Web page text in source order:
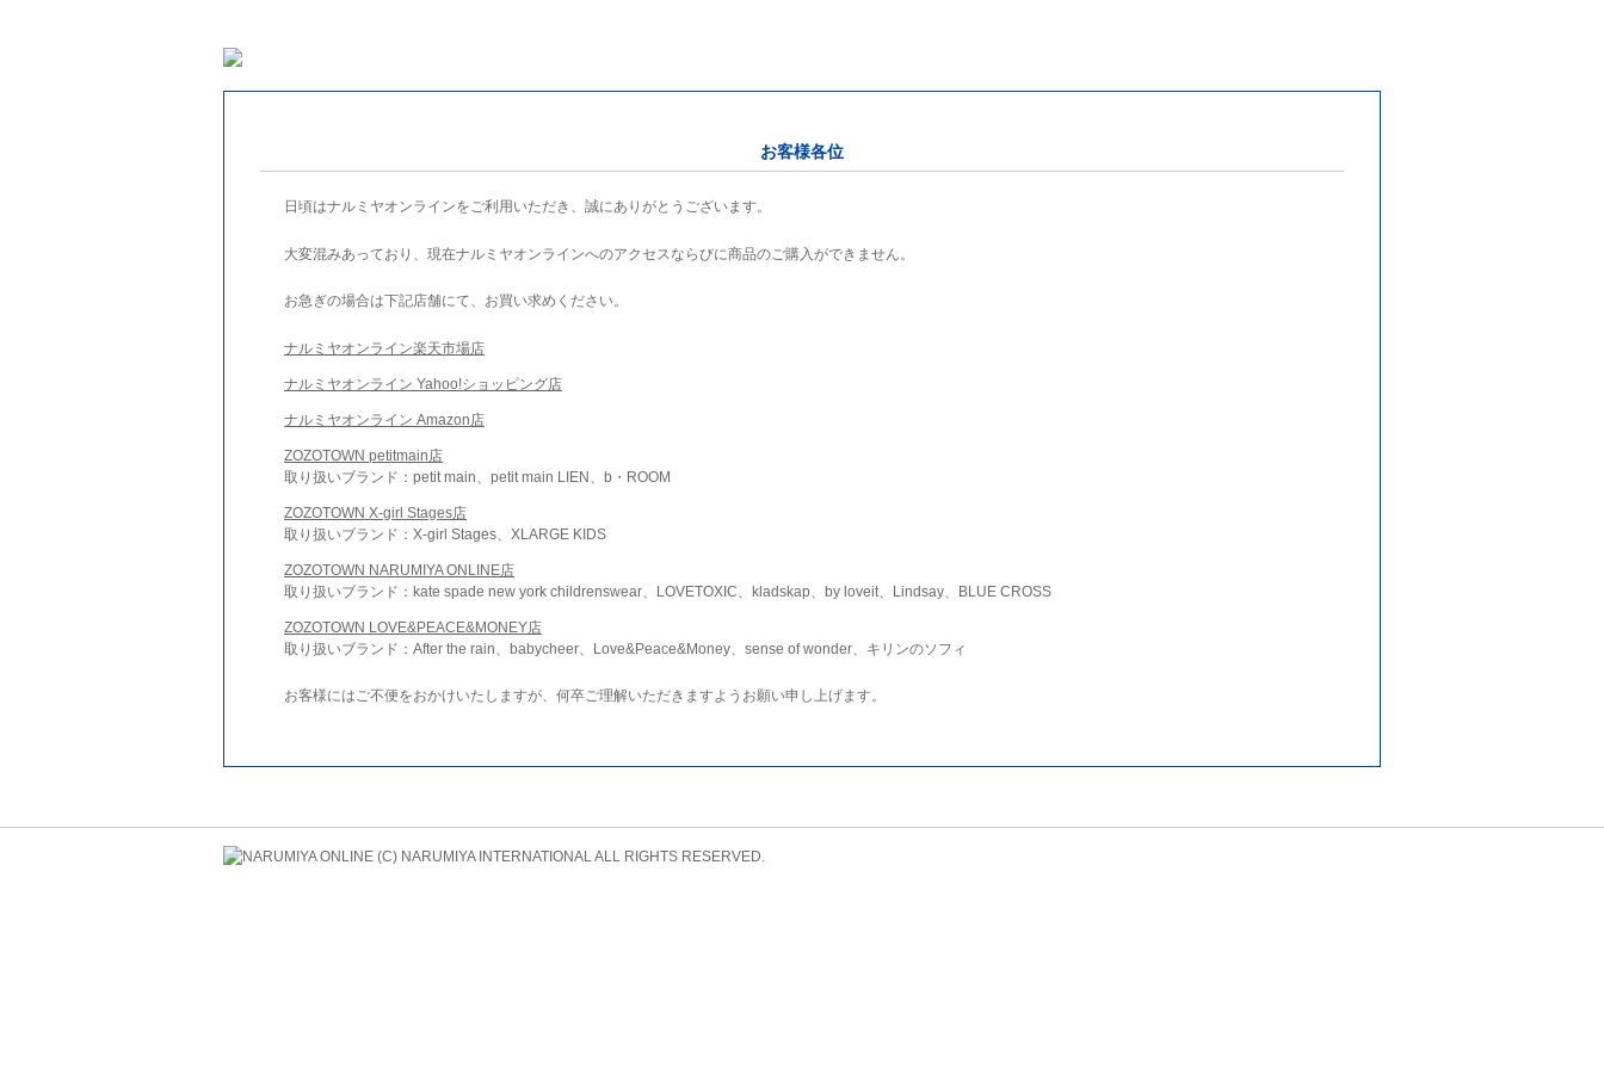
お客様各位
日頃はナルミヤオンラインをご利用いただき、誠にありがとうございます。
大変混みあっており、現在ナルミヤオンラインへのアクセスならびに商品のご購入ができません。
お急ぎの場合は下記店舗にて、お買い求めください。
ナルミヤオンライン楽天市場店
ナルミヤオンライン Yahoo!ショッピング店
ナルミヤオンライン Amazon店
ZOZOTOWN petitmain店
取り扱いブランド：petit main、petit main LIEN、b・ROOM
ZOZOTOWN X-girl Stages店
取り扱いブランド：X-girl Stages、XLARGE KIDS
ZOZOTOWN NARUMIYA ONLINE店
取り扱いブランド：kate spade new york childrenswear、LOVETOXIC、kladskap、by loveit、Lindsay、BLUE CROSS
ZOZOTOWN LOVE&PEACE&MONEY店
取り扱いブランド：After the rain、babycheer、Love&Peace&Money、sense of wonder、キリンのソフィ
お客様にはご不便をおかけいたしますが、何卒ご理解いただきますようお願い申し上げます。